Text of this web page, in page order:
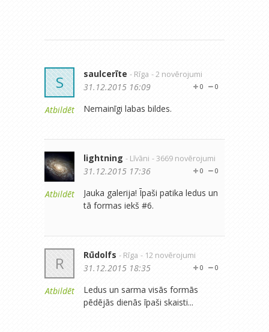
S
Atbildēt
saulcerīte - Rīga - 2 novērojumi
0
0
31.12.2015 16:09
Nemainīgi labas bildes.
Atbildēt
lightning - Līvāni - 3669 novērojumi
0
0
31.12.2015 17:36
Jauka galerija! Īpaši patika ledus un
tā formas iekš #6.
R
Atbildēt
Rūdolfs - Rīga - 12 novērojumi
0
0
31.12.2015 18:35
Ledus un sarma visās formās
pēdējās dienās īpaši skaisti...